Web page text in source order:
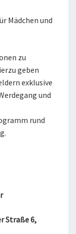
Mädchen und
zu
geben
exklusive
und
rund
Straße 6,